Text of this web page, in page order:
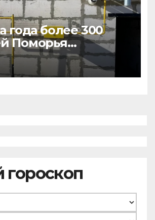
года более 300
Поморья
выплату на